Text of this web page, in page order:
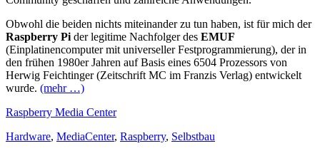
Obwohl die beiden nichts miteinander zu tun haben, ist für mich der
Raspberry Pi der legitime Nachfolger des EMUF
(Einplatinencomputer mit universeller Festprogrammierung), der in
den frühen 1980er Jahren auf Basis eines 6504 Prozessors von
Herwig Feichtinger (Zeitschrift MC im Franzis Verlag) entwickelt
wurde. (mehr …)
Raspberry Media Center
Hardware, MediaCenter, Raspberry, Selbstbau